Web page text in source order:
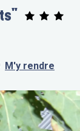
M'y rendre